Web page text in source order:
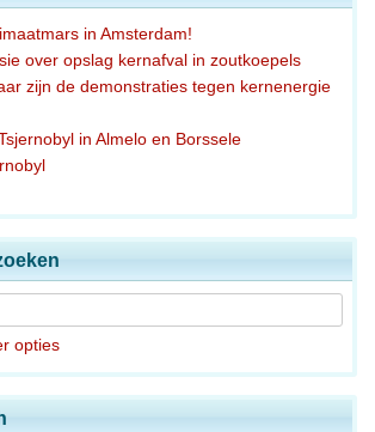
in Amsterdam!
over opslag kernafval in zoutkoepels
zijn de demonstraties tegen kernenergie
in Almelo en Borssele
opties